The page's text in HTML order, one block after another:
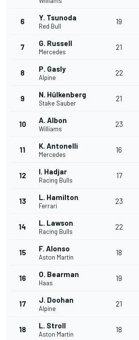
6 Y. Tsunoda
Red Bull
19
7 G. Russell
Mercedes
21
8 P. Gasly
Alpine
22
9 N. Hülkenberg
Stake Sauber
21
10 A. Albon
Williams
23
11 K. Antonelli
Mercedes
16
12 I. Hadjar
Racing Bulls
17
13 L. Hamilton
Ferrari
23
14 L. Lawson
Racing Bulls
22
15 F. Alonso
Aston Martin
18
16 O. Bearman
Haas
19
17 J. Doohan
Alpine
21
18 L. Stroll
Aston Martin
18